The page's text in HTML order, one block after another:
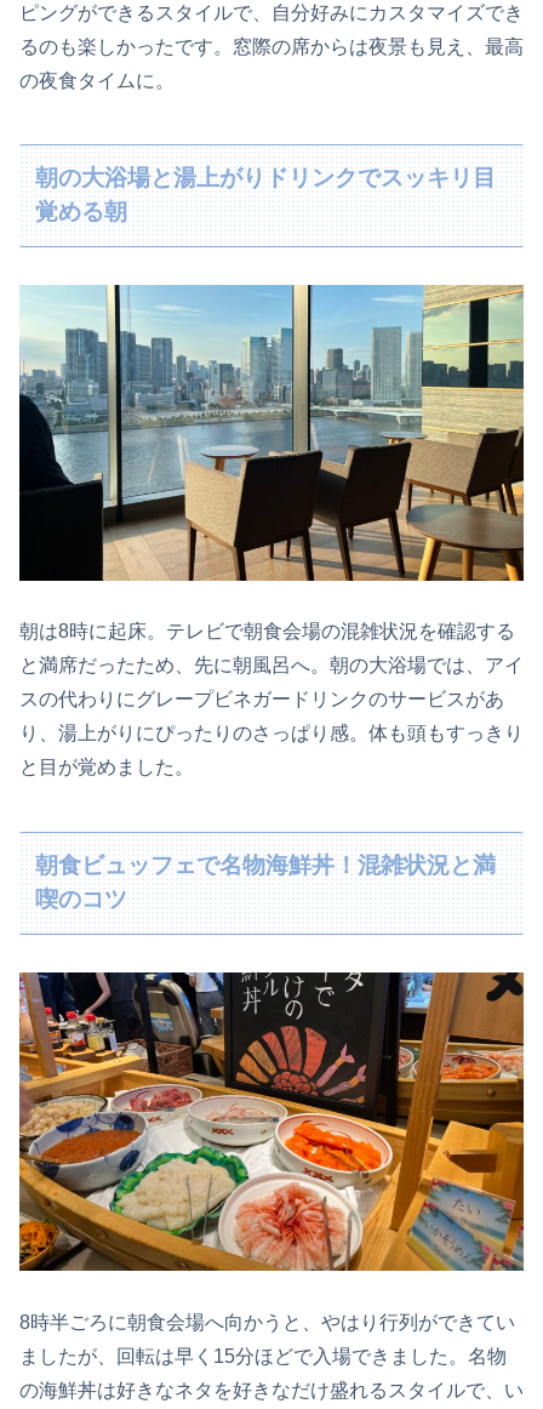
ピングができるスタイルで、自分好みにカスタマイズでき
るのも楽しかったです。窓際の席からは夜景も見え、最高
の夜食タイムに。
朝の大浴場と湯上がりドリンクでスッキリ目
覚める朝
朝は8時に起床。テレビで朝食会場の混雑状況を確認する
と満席だったため、先に朝風呂へ。朝の大浴場では、アイ
スの代わりにグレープビネガードリンクのサービスがあ
り、湯上がりにぴったりのさっぱり感。体も頭もすっきり
と目が覚めました。
朝食ビュッフェで名物海鮮丼！混雑状況と満
喫のコツ
8時半ごろに朝食会場へ向かうと、やはり行列ができてい
ましたが、回転は早く15分ほどで入場できました。名物
の海鮮丼は好きなネタを好きなだけ盛れるスタイルで、い